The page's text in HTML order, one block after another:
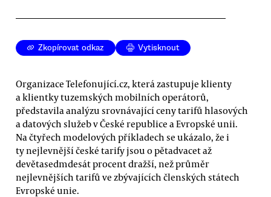
Zkopírovat odkaz Vytisknout
Organizace Telefonující.cz, která zastupuje klienty
a klientky tuzemských mobilních operátorů,
představila analýzu srovnávající ceny tarifů hlasových
a datových služeb v České republice a Evropské unii.
Na čtyřech modelových příkladech se ukázalo, že i
ty nejlevnější české tarify jsou o pětadvacet až
devětasedmdesát procent dražší, než průměr
nejlevnějších tarifů ve zbývajících členských státech
Evropské unie.